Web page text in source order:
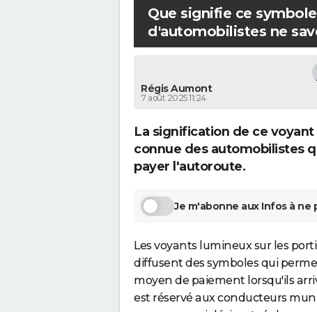
e
s
n
e
n
t
p
Que signifie ce
d'automobilistes ne
Régis Aumont
7 août 2025 11:24
La signification de ce
connue des automobilistes
payer l'autoroute.
Je m'abonne aux Infos à ne
Les voyants lumineux sur les
diffusent des symboles qui
moyen de paiement lorsqu'ils
est réservé aux conducteurs